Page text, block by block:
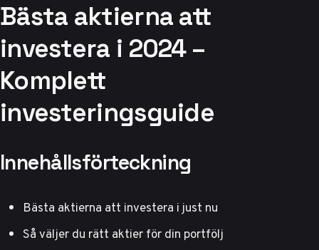
Bästa aktierna att
investera i 2024 –
Komplett
investeringsguide
Innehållsförteckning
Bästa aktierna att investera i just nu
Så väljer du rätt aktier för din portfölj